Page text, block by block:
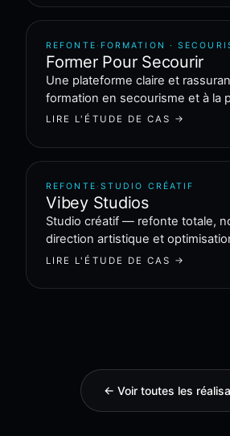
REFONTE · FORMATION ·
Former Pour Secourir
Une plateforme claire et
formation en secourisme et à la
LIRE L'ÉTUDE DE CAS →
REFONTE · STUDIO CRÉATIF
Vibey Studios
Studio créatif — refonte totale,
direction artistique et
l'expérience utilisateur.
LIRE L'ÉTUDE DE CAS →
← Voir toutes les